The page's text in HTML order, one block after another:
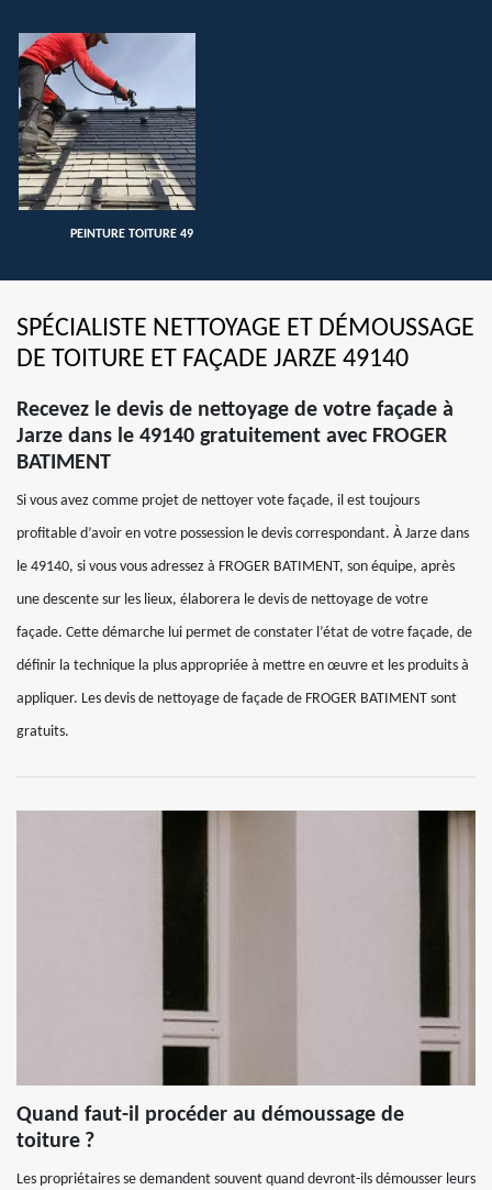
PEINTURE TOITURE 49
SPÉCIALISTE NETTOYAGE ET DÉMOUSSAGE
DE TOITURE ET FAÇADE JARZE 49140
Recevez le devis de nettoyage de votre façade à
Jarze dans le 49140 gratuitement avec FROGER
BATIMENT
Si vous avez comme projet de nettoyer vote façade, il est toujours
profitable d’avoir en votre possession le devis correspondant. À Jarze dans
le 49140, si vous vous adressez à FROGER BATIMENT, son équipe, après
une descente sur les lieux, élaborera le devis de nettoyage de votre
façade. Cette démarche lui permet de constater l’état de votre façade, de
définir la technique la plus appropriée à mettre en œuvre et les produits à
appliquer. Les devis de nettoyage de façade de FROGER BATIMENT sont
gratuits.
Quand faut-il procéder au démoussage de
toiture ?
Les propriétaires se demandent souvent quand devront-ils démousser leurs